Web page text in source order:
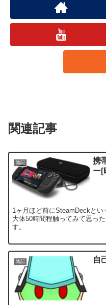
関連記事
雑記
携
ー[
1ヶ月ほど前にSteamDeckとい
大体50時間程触ってみて思っ
す。
雑記 自